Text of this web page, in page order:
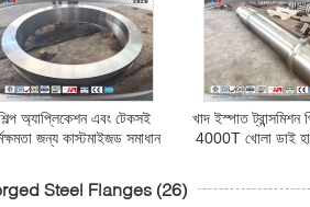
অ্যাপ্লিকেশন এবং টেকসই
জন্য কাস্টমাইজড সমাধান
খাদ ইস্পাত ট্রান্সমিশন
4000T খোলা ডাই
Steel Flanges (26)